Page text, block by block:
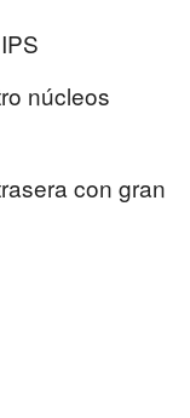
núcleos
con gran